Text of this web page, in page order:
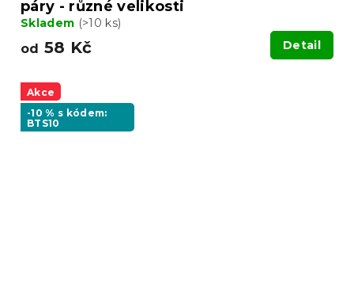
páry - různé velikosti
Skladem (>10 ks)
od 58 Kč Detail
Akce
-10 % s kódem:
BTS10